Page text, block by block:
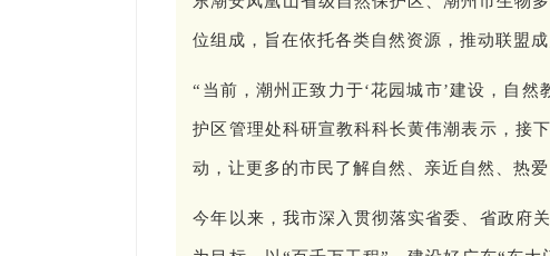
位组成，旨在依托各类自然资源，推动联盟
“当前，潮州正致力于‘花园城市’建设，自
护区管理处科研宣教科科长黄伟潮表示，接
动，让更多的市民了解自然、亲近自然、热
今年以来，我市深入贯彻落实省委、省政府